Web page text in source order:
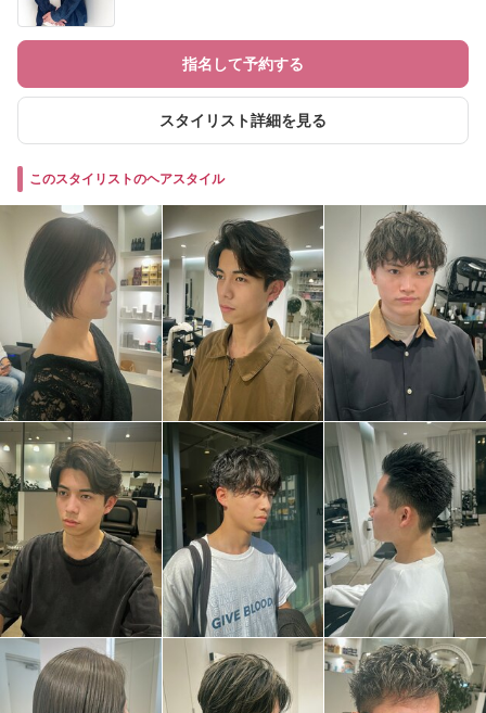
指名して予約する
スタイリスト詳細を見る
このスタイリストのヘアスタイル